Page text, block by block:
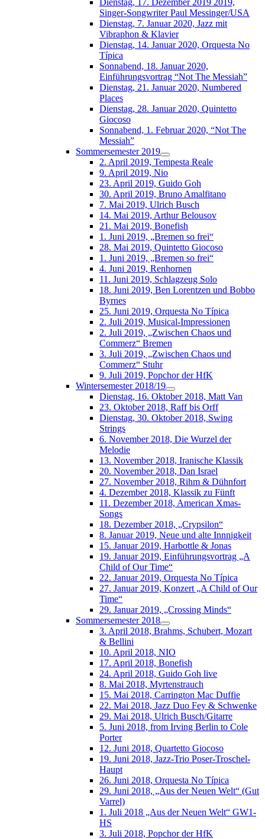
Singer-Songwriter Paul Messinger/USA
Dienstag, 7. Januar 2020, Jazz mit
Vibraphon & Klavier
Dienstag, 14. Januar 2020, Orquesta No
Típica
Sonnabend, 18. Januar 2020,
Einführungsvortrag “Not The Messiah”
Dienstag, 21. Januar 2020, Numbered
Places
Dienstag, 28. Januar 2020, Quintetto
Giocoso
Sonnabend, 1. Februar 2020, “Not The
Messiah”
Sommersemester 2019
2. April 2019, Tempesta Reale
9. April 2019, Nio
23. April 2019, Guido Goh
30. April 2019, Bruno Amalfitano
7. Mai 2019, Ulrich Busch
14. Mai 2019, Arthur Belousov
21. Mai 2019, Bonefish
1. Juni 2019, „Bremen so frei“
28. Mai 2019, Quintetto Giocoso
1. Juni 2019, „Bremen so frei“
4. Juni 2019, Renhornen
11. Juni 2019, Schlagzeug Solo
18. Juni 2019, Ben Lorentzen und Bobbo
Byrnes
25. Juni 2019, Orquesta No Típica
2. Juli 2019, Musical-Impressionen
2. Juli 2019, „Zwischen Chaos und
Commerz“ Bremen
3. Juli 2019, „Zwischen Chaos und
Commerz“ Stuhr
9. Juli 2019, Popchor der HfK
Wintersemester 2018/19
Dienstag, 16. Oktober 2018, Matt Van
23. Oktober 2018, Raff bis Orff
Dienstag, 30. Oktober 2018, Swing
Strings
6. November 2018, Die Wurzel der
Melodie
13. November 2018, Iranische Klassik
20. November 2018, Dan Israel
27. November 2018, Rihm & Dühnfort
4. Dezember 2018, Klassik zu Fünft
11. Dezember 2018, American Xmas-
Songs
18. Dezember 2018, „Crypsilon“
8. Januar 2019, Neue und alte Innnigkeit
15. Januar 2019, Harbottle & Jonas
19. Januar 2019, Einführungsvortrag „A
Child of Our Time“
22. Januar 2019, Orquesta No Típica
27. Januar 2019, Konzert „A Child of Our
Time“
29. Januar 2019, „Crossing Minds“
Sommersemester 2018
3. April 2018, Brahms, Schubert, Mozart
& Bellini
10. April 2018, NIO
17. April 2018, Bonefish
24. April 2018, Guido Goh live
8. Mai 2018, Myrtenstrauch
15. Mai 2018, Carrington Mac Duffie
22. Mai 2018, Jazz Duo Fey & Schwenke
29. Mai 2018, Ulrich Busch/Gitarre
5. Juni 2018, from Irving Berlin to Cole
Porter
12. Juni 2018, Quartetto Giocoso
19. Juni 2018, Jazz-Trio Poser-Troschel-
Haupt
26. Juni 2018, Orquesta No Típica
29. Juni 2018, „Aus der Neuen Welt“ (Gut
Varrel)
1. Juli 2018 „Aus der Neuen Welt“ GW1-
HS
3. Juli 2018, Popchor der HfK